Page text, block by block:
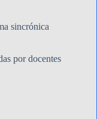
sincrónica
por docentes